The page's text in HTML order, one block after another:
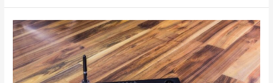
история
развития
и
перспективы
рынка